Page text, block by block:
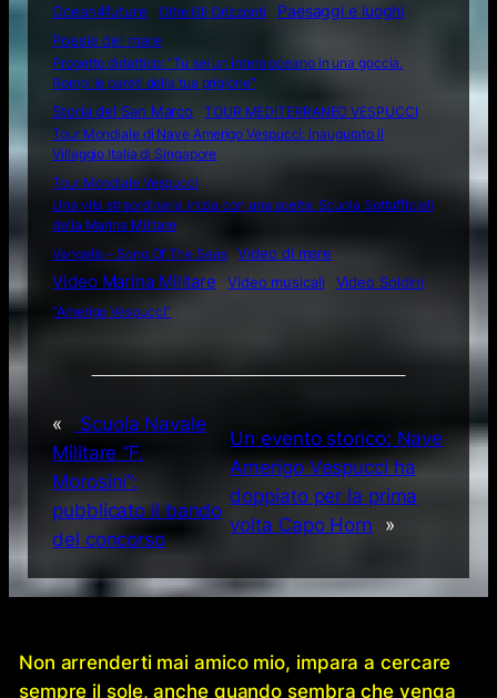
Ocean4future
Oltre Gli Orizzonti
Paesaggi e luoghi
Poesie del mare
Progetto didattico: “Tu sei un intero oceano in una goccia.
Rompi le pareti della tua prigione”
Storia del San Marco
TOUR MEDITERRANEO VESPUCCI
Tour Mondiale di Nave Amerigo Vespucci: inaugurato il
Villaggio Italia di Singapore
Tour Mondiale Vespucci
Una vita straordinaria inizia con una scelta: Scuola Sottufficiali
della Marina Militare
Vangelis – Song Of The Seas
Video di mare
Video Marina Militare Video musicali
Video Soldini
“Amerigo Vespucci”
«
Scuola Navale
Militare “F.
Morosini”:
pubblicato il bando
del concorso
Un evento storico: Nave
Amerigo Vespucci ha
doppiato per la prima
volta Capo Horn
»
Non arrenderti mai amico mio, impara a cercare
sempre il sole, anche quando sembra che venga